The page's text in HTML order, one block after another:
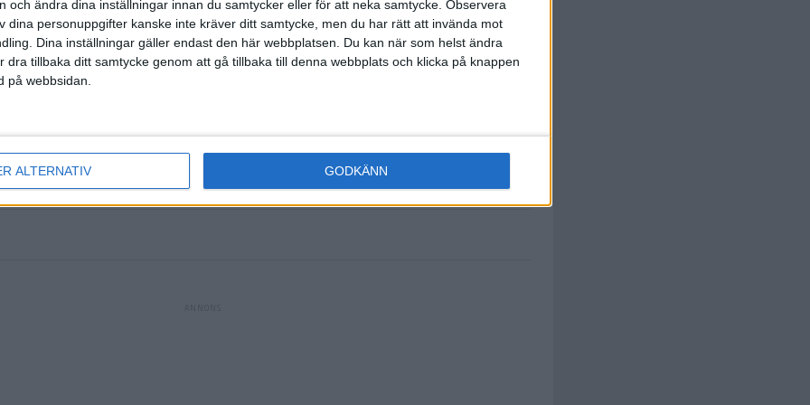
och ändra dina inställningar innan du samtycker eller för att neka samtycke. Observera
dina personuppgifter kanske inte kräver ditt samtycke, men du har rätt att invända mot
Dina inställningar gäller endast den här webbplatsen. Du kan när som helst ändra
dra tillbaka ditt samtycke genom att gå tillbaka till denna webbplats och klicka på knappen
på webbsidan.
ALTERNATIV GODKÄNN
)
(ut.T. Almada)
)